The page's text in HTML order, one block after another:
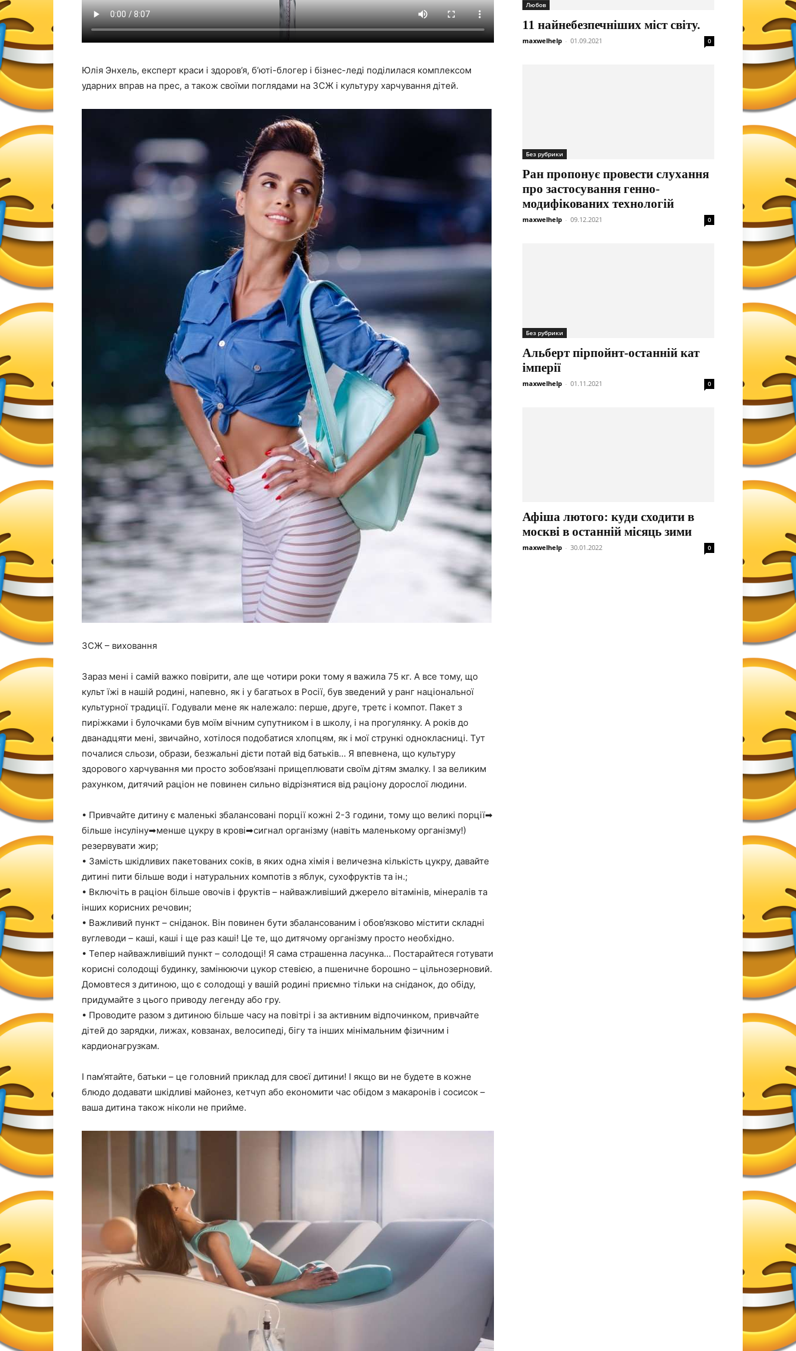
Юлія Энхель, експерт краси і здоров’я, б’юті-блогер і бізнес-леді поділилася комплексом
ударних вправ на прес, а також своїми поглядами на ЗСЖ і культуру харчування дітей.
ЗСЖ – виховання
Зараз мені і самій важко повірити, але ще чотири роки тому я важила 75 кг. А все тому, що
культ їжі в нашій родині, напевно, як і у багатьох в Росії, був зведений у ранг національної
культурної традиції. Годували мене як належало: перше, друге, третє і компот. Пакет з
пиріжками і булочками був моїм вічним супутником і в школу, і на прогулянку. А років до
дванадцяти мені, звичайно, хотілося подобатися хлопцям, як і мої стрункі однокласниці. Тут
почалися сльози, образи, безжальні дієти потай від батьків… Я впевнена, що культуру
здорового харчування ми просто зобов’язані прищеплювати своїм дітям змалку. І за великим
рахунком, дитячий раціон не повинен сильно відрізнятися від раціону дорослої людини.
• Привчайте дитину є маленькі збалансовані порції кожні 2-3 години, тому що великі порції➡
більше інсуліну➡менше цукру в крові➡сигнал організму (навіть маленькому організму!)
резервувати жир;
• Замість шкідливих пакетованих соків, в яких одна хімія і величезна кількість цукру, давайте
дитині пити більше води і натуральних компотів з яблук, сухофруктів та ін.;
• Включіть в раціон більше овочів і фруктів – найважливіший джерело вітамінів, мінералів та
інших корисних речовин;
• Важливий пункт – сніданок. Він повинен бути збалансованим і обов’язково містити складні
вуглеводи – каші, каші і ще раз каші! Це те, що дитячому організму просто необхідно.
• Тепер найважливіший пункт – солодощі! Я сама страшенна ласунка… Постарайтеся готувати
корисні солодощі будинку, замінюючи цукор стевією, а пшеничне борошно – цільнозерновий.
Домовтеся з дитиною, що є солодощі у вашій родині приємно тільки на сніданок, до обіду,
придумайте з цього приводу легенду або гру.
• Проводите разом з дитиною більше часу на повітрі і за активним відпочинком, привчайте
дітей до зарядки, лижах, ковзанах, велосипеді, бігу та інших мінімальним фізичним і
кардионагрузкам.
І пам’ятайте, батьки – це головний приклад для своєї дитини! І якщо ви не будете в кожне
блюдо додавати шкідливі майонез, кетчуп або економити час обідом з макаронів і сосисок –
ваша дитина також ніколи не прийме.
Любов
11 найнебезпечніших міст світу.
maxwelhelp - 01.09.2021 0
Без рубрики
Ран пропонує провести слухання
про застосування генно-
модифікованих технологій
maxwelhelp - 09.12.2021 0
Без рубрики
Альберт пірпойнт-останній кат
імперії
maxwelhelp - 01.11.2021 0
Афіша лютого: куди сходити в
москві в останній місяць зими
maxwelhelp - 30.01.2022 0